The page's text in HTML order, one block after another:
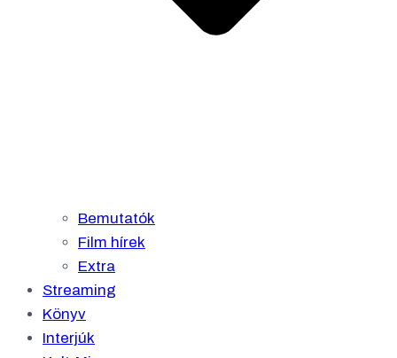
Bemutatók
Film hírek
Extra
Streaming
Könyv
Interjúk